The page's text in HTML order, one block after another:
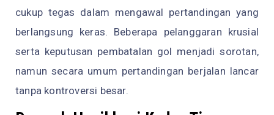
cukup tegas dalam mengawal pertandingan yang
berlangsung keras. Beberapa pelanggaran krusial
serta keputusan pembatalan gol menjadi sorotan,
namun secara umum pertandingan berjalan lancar
tanpa kontroversi besar.